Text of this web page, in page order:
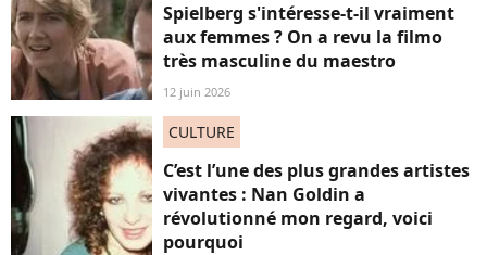
Spielberg s'intéresse-t-il vraiment
aux femmes ? On a revu la filmo
très masculine du maestro
12 juin 2026
CULTURE
C’est l’une des plus grandes artistes
vivantes : Nan Goldin a
révolutionné mon regard, voici
pourquoi